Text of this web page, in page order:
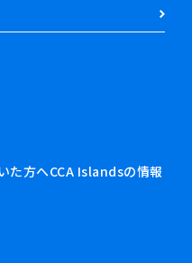
た方へCCA Islandsの情報